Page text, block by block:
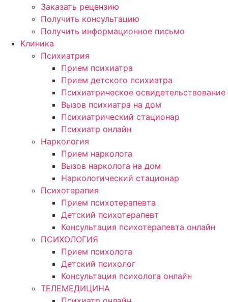
Заказать рецензию
Получить консультацию
Получить информационное письмо
Клиника
Психиатрия
Прием психиатра
Прием детского психиатра
Психиатрическое освидетельствование
Вызов психиатра на дом
Психиатрический стационар
Психиатр онлайн
Наркология
Прием нарколога
Вызов нарколога на дом
Наркологический стационар
Психотерапия
Прием психотерапевта
Детский психотерапевт
Консультация психотерапевта онлайн
ПСИХОЛОГИЯ
Прием психолога
Детский психолог
Консультация психолога онлайн
ТЕЛЕМЕДИЦИНА